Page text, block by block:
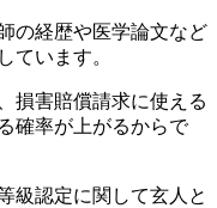
の経歴や医学論文など
ています。
損害賠償請求に使える
確率が上がるからで
級認定に関して玄人と